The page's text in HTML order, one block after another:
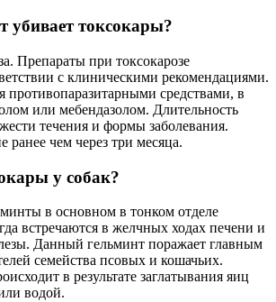
убивает токсокары?
Препараты при токсокарозе
с клиническими рекомендациями.
противопаразитарными средствами, в
или мебендазолом. Длительность
течения и формы заболевания.
ранее чем через три месяца.
у собак?
в основном в тонком отделе
встречаются в желчных ходах печени и
Данный гельминт поражает главным
семейства псовых и кошачьих.
в результате заглатывания яиц
водой.